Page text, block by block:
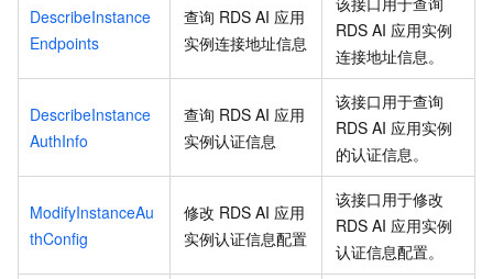
DescribeInstance
Endpoints
查询 RDS AI 应用
实例连接地址信息
RDS AI 应用实例
连接地址信息。
DescribeInstance
AuthInfo
查询 RDS AI 应用
实例认证信息
该接口用于查询
RDS AI 应用实例
的认证信息。
ModifyInstanceAu
thConfig
修改 RDS AI 应用
实例认证信息配置
该接口用于修改
RDS AI 应用实例
认证信息配置。